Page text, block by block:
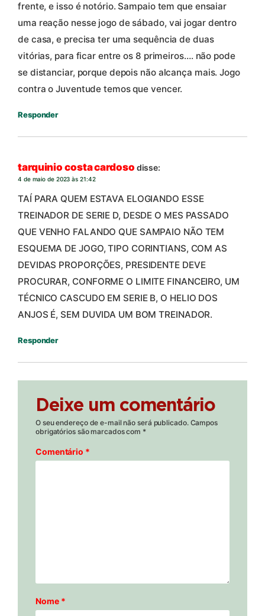
frente, e isso é notório. Sampaio tem que ensaiar
uma reação nesse jogo de sábado, vai jogar dentro
de casa, e precisa ter uma sequência de duas
vitórias, para ficar entre os 8 primeiros…. não pode
se distanciar, porque depois não alcança mais. Jogo
contra o Juventude temos que vencer.
Responder
tarquinio costa cardoso disse:
4 de maio de 2023 às 21:42
TAÍ PARA QUEM ESTAVA ELOGIANDO ESSE
TREINADOR DE SERIE D, DESDE O MES PASSADO
QUE VENHO FALANDO QUE SAMPAIO NÃO TEM
ESQUEMA DE JOGO, TIPO CORINTIANS, COM AS
DEVIDAS PROPORÇÕES, PRESIDENTE DEVE
PROCURAR, CONFORME O LIMITE FINANCEIRO, UM
TÉCNICO CASCUDO EM SERIE B, O HELIO DOS
ANJOS É, SEM DUVIDA UM BOM TREINADOR.
Responder
Deixe um comentário
O seu endereço de e-mail não será publicado. Campos
obrigatórios são marcados com *
Comentário *
Nome *